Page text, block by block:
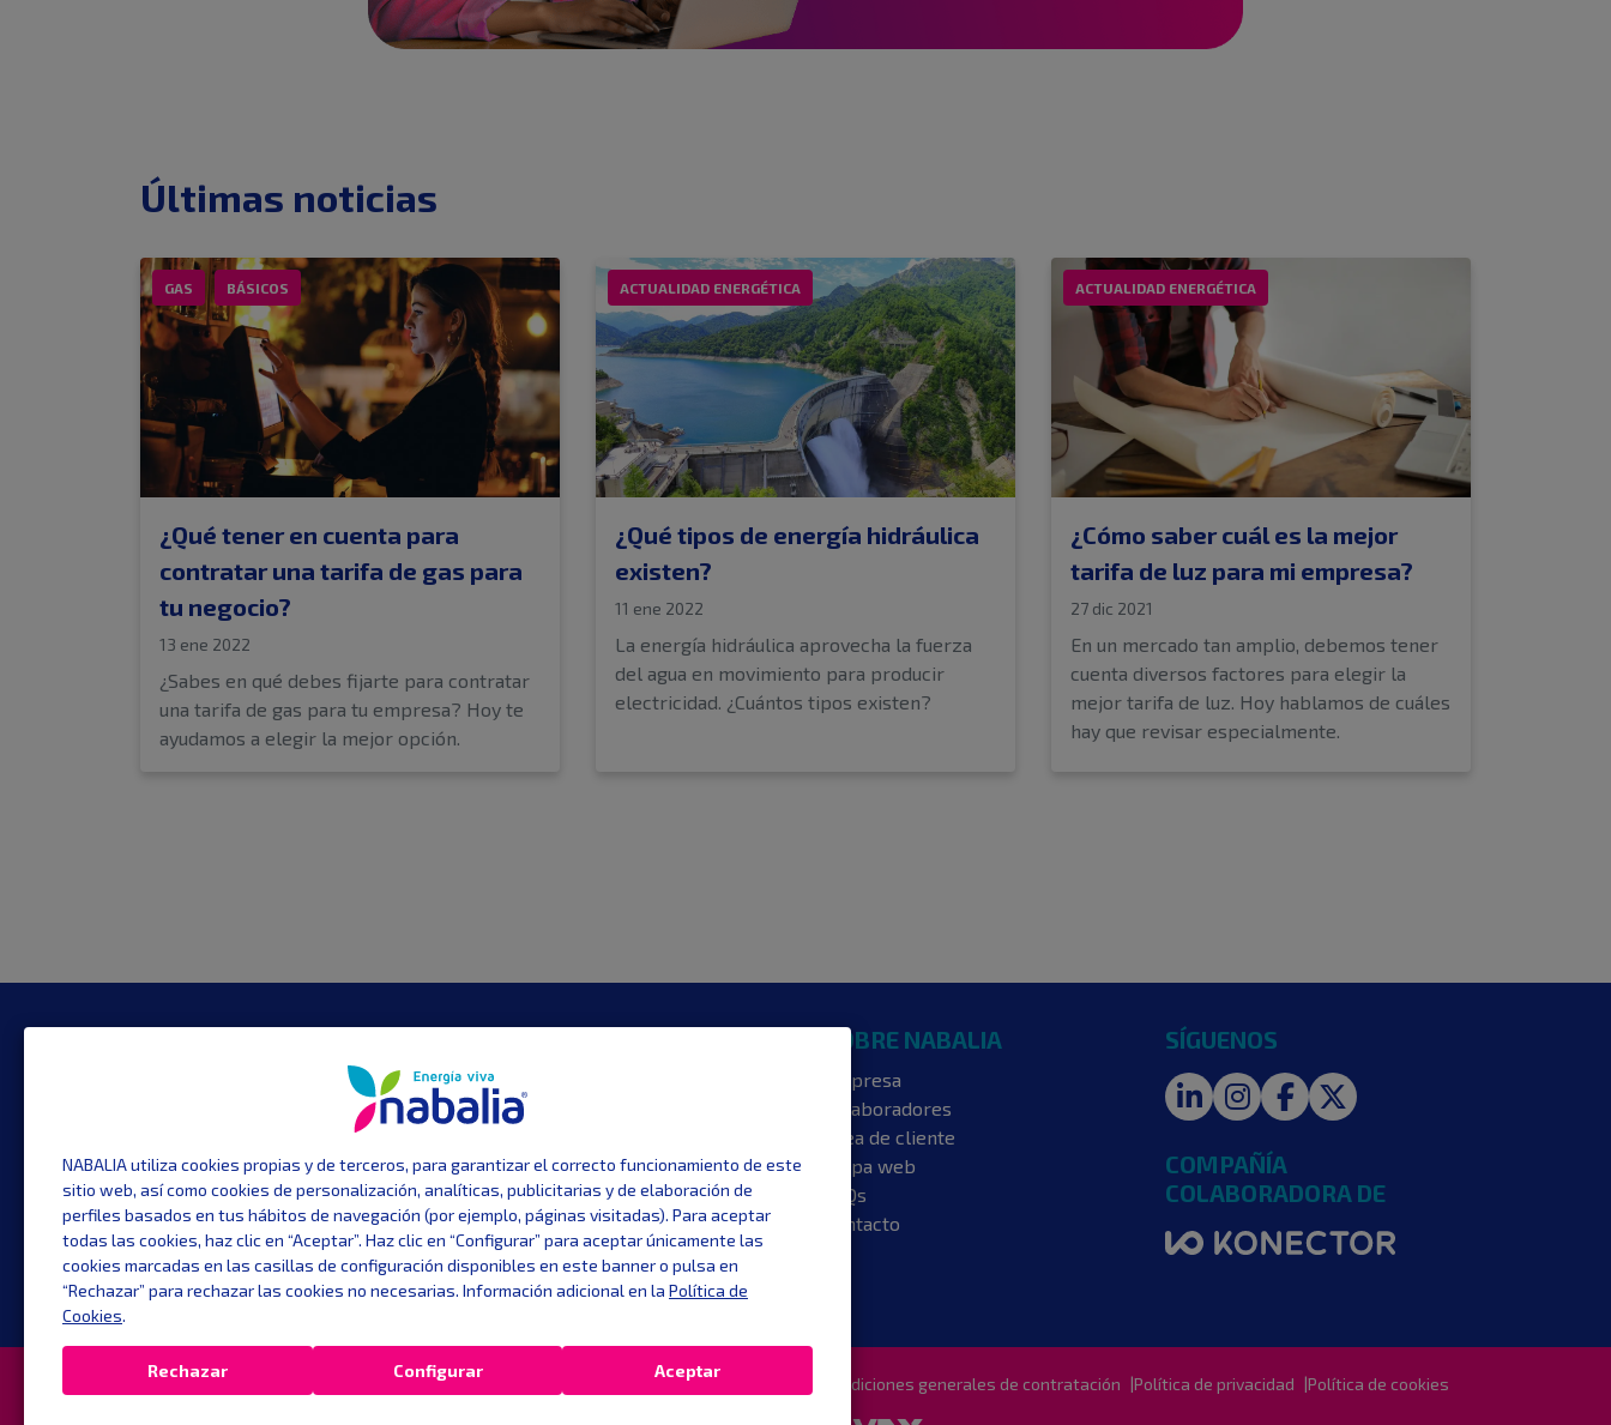
Últimas noticias
GAS BÁSICOS
¿Qué tener en cuenta para
contratar una tarifa de gas para
tu negocio?
13 ene 2022
¿Sabes en qué debes fijarte para contratar
una tarifa de gas para tu empresa? Hoy te
ayudamos a elegir la mejor opción.
ACTUALIDAD ENERGÉTICA
¿Qué tipos de energía hidráulica
existen?
11 ene 2022
La energía hidráulica aprovecha la fuerza
del agua en movimiento para producir
electricidad. ¿Cuántos tipos existen?
ACTUALIDAD ENERGÉTICA
¿Cómo saber cuál es la mejor
tarifa de luz para mi empresa?
27 dic 2021
En un mercado tan amplio, debemos tener
cuenta diversos factores para elegir la
mejor tarifa de luz. Hoy hablamos de cuáles
hay que revisar especialmente.
NABALIA utiliza cookies propias y de terceros, para garantizar el correcto funcionamiento de este
sitio web, así como cookies de personalización, analíticas, publicitarias y de elaboración de
perfiles basados en tus hábitos de navegación (por ejemplo, páginas visitadas). Para aceptar
todas las cookies, haz clic en “Aceptar”. Haz clic en “Configurar” para aceptar únicamente las
cookies marcadas en las casillas de configuración disponibles en este banner o pulsa en
“Rechazar” para rechazar las cookies no necesarias. Información adicional en la Política de
Cookies.
Rechazar Configurar Aceptar
Gran Vía, 16. 1ª - Puerta 3
28013 Madrid
info@nabaliaenergia.com
900 831 671
Tarifas luz
Tarifas gas
Servicios
Arbitraje
Precio luz hoy
SOBRE NABALIA
Empresa
Colaboradores
Área de cliente
Mapa web
FAQs
Contacto
SÍGUENOS
LinkedInInstagram
Facebook
COMPAÑÍA
COLABORADORA DE
Copyright © 2024. Todos los derechos reservados. Aviso legal y Condiciones de Uso Condiciones generales de contratación Política de privacidad Política de cookies